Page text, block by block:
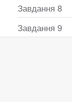
Завдання 8
Завдання 9